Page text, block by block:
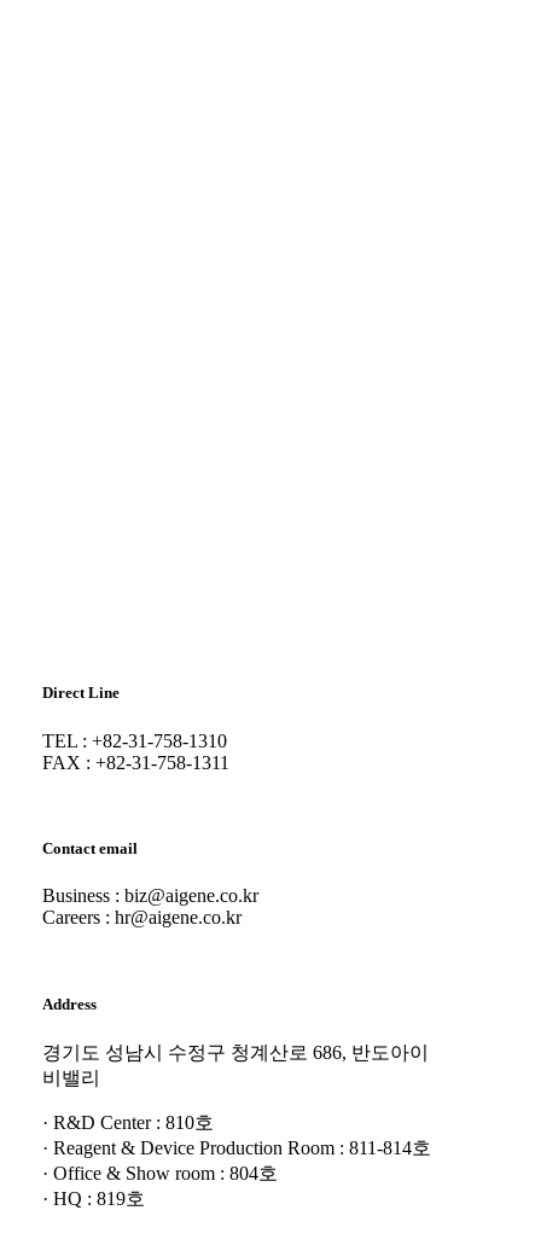
Direct Line
TEL : +82-31-758-1310
FAX : +82-31-758-1311
Contact email
Business : biz@aigene.co.kr
Careers : hr@aigene.co.kr
Address
경기도 성남시 수정구 청계산로 686, 반도아이
비밸리
· R&D Center : 810호
· Reagent & Device Production Room : 811-814호
· Office & Show room : 804호
· HQ : 819호